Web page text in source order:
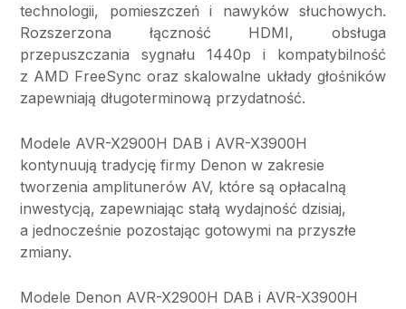
technologii, pomieszczeń i nawyków słuchowych.
Rozszerzona łączność HDMI, obsługa
przepuszczania sygnału 1440p i kompatybilność
z AMD FreeSync oraz skalowalne układy głośników
zapewniają długoterminową przydatność.
Modele AVR-X2900H DAB i AVR-X3900H
kontynuują tradycję firmy Denon w zakresie
tworzenia amplitunerów AV, które są opłacalną
inwestycją, zapewniając stałą wydajność dzisiaj,
a jednocześnie pozostając gotowymi na przyszłe
zmiany.
Modele Denon AVR-X2900H DAB i AVR-X3900H